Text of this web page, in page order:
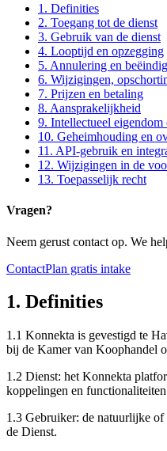
1. Definities
2. Toegang tot de dienst
3. Gebruik van de dienst
4. Looptijd en opzegging
5. Annulering en
6. Wijzigingen,
7. Prijzen en betaling
8. Aansprakelijkheid
9. Intellectueel eigendom
10. Geheimhouding en
11. API-gebruik en
12. Wijzigingen in de
13. Toepasselijk recht
Vragen?
Neem gerust contact op. We
ContactPlan gratis intake
1. Definities
1.1 Konnekta is gevestigd te
bij de Kamer van Koophandel
1.2 Dienst: het Konnekta
koppelingen en
1.3 Gebruiker: de natuurlijke of
de Dienst.